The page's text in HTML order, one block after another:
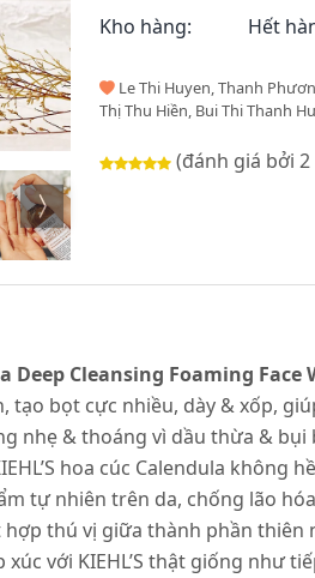
Kho hàng:
Hết
Le Thi Huyen, Thanh
Thị Thu Hiền, Bui Thi Thanh
(đánh giá bởi
Deep Cleansing Foaming Face
tạo bọt cực nhiều, dày & xốp,
nhẹ & thoáng vì dầu thừa & bụi
hoa cúc Calendula không
tự nhiên trên da, chống lão
hợp thú vị giữa thành phần
với KIEHL’S thật giống